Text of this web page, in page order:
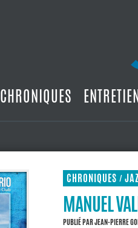
CHRONIQUES
CHRONIQUES /
MANUEL
PUBLIÉ PARJEAN-PIERRE